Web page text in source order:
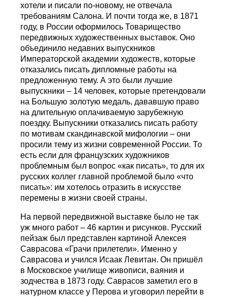
хотели и писали по-новому, не отвечала
требованиям Салона. И почти тогда же, в 1871
году, в России оформилось Товарищество
передвижных художественных выставок. Оно
объединило недавних выпускников
Императорской академии художеств, которые
отказались писать дипломные работы на
предложенную тему. А это были лучшие
выпускники – 14 человек, которые претендовали
на Большую золотую медаль, дававшую право
на длительную оплачиваемую зарубежную
поездку. Выпускники отказались писать работу
по мотивам скандинавской мифологии – они
просили тему из жизни современной России. То
есть если для французских художников
проблемным был вопрос «как писать», то для их
русских коллег главной проблемой было «что
писать»: им хотелось отразить в искусстве
перемены в жизни своей страны.
На первой передвижной выставке было не так
уж много работ – 46 картин и рисунков. Русский
пейзаж был представлен картиной Алексея
Саврасова «Грачи прилетели». Именно у
Саврасова и учился Исаак Левитан. Он пришёл
в Московское училище живописи, ваяния и
зодчества в 1873 году. Саврасов заметил его в
натурном классе у Перова и уговорил перейти в